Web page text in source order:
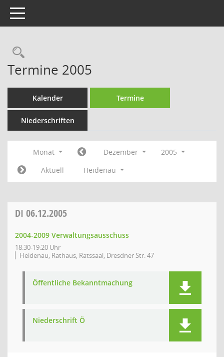
Toggle navigation
Rechercheauswahl
Termine 2005
Kalender Termine
Niederschriften
Monat Dezember
2005
Aktuell
Heidenau
DI 06.12.2005
2004-2009 Verwaltungsausschuss
18:30-19:20 Uhr
Heidenau, Rathaus, Ratssaal, Dresdner Str. 47
Öffentliche Bekanntmachung
Niederschrift Ö